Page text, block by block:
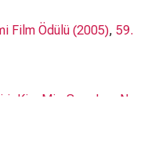
Film Ödülü (2005), 59.
Kim Min-Soo
Lee Na-